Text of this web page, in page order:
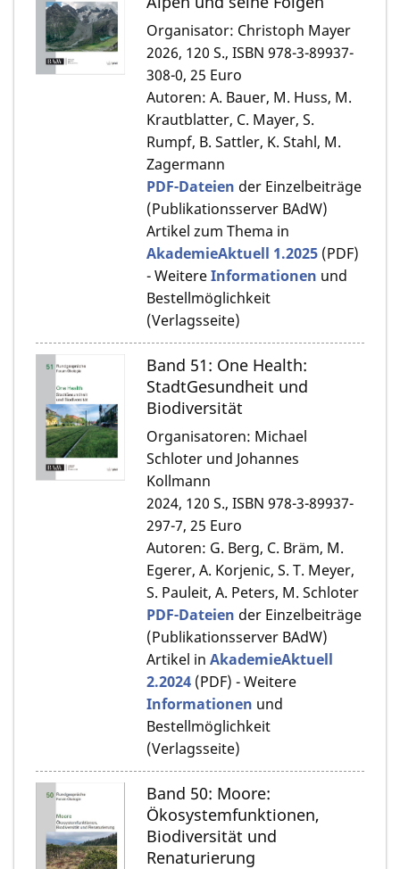
Organisator: Christoph Mayer
2026, 120 S., ISBN 978-3-89937-
308-0, 25 Euro
Autoren: A. Bauer, M. Huss, M.
Krautblatter, C. Mayer, S.
Rumpf, B. Sattler, K. Stahl, M.
Zagermann
PDF-Dateien der Einzelbeiträge
(Publikationsserver BAdW)
Artikel zum Thema in
AkademieAktuell 1.2025 (PDF)
- WeitereInformationen und
Bestellmöglichkeit
(Verlagsseite)
Band 51: One Health:
StadtGesundheit und
Biodiversität
Organisatoren: Michael
Schloter und Johannes
Kollmann
2024, 120 S., ISBN 978-3-89937-
297-7, 25 Euro
Autoren: G. Berg, C. Bräm, M.
Egerer, A. Korjenic, S. T. Meyer,
S. Pauleit, A. Peters, M. Schloter
PDF-Dateien der Einzelbeiträge
(Publikationsserver BAdW)
Artikel in AkademieAktuell
2.2024 (PDF) - Weitere
Informationen und
Bestellmöglichkeit
(Verlagsseite)
Band 50: Moore:
Ökosystemfunktionen,
Biodiversität und
Renaturierung